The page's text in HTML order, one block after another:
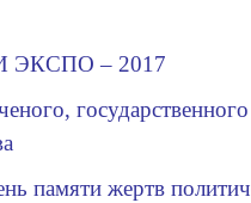
ЭКСПО – 2017
памяти жертв